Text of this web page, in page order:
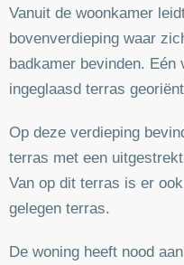
Vanuit de woonkamer
bovenverdieping waar
badkamer bevinden.
ingeglaasd terras
Op deze verdieping
terras met een
Van op dit terras is er
gelegen terras.
De woning heeft nood